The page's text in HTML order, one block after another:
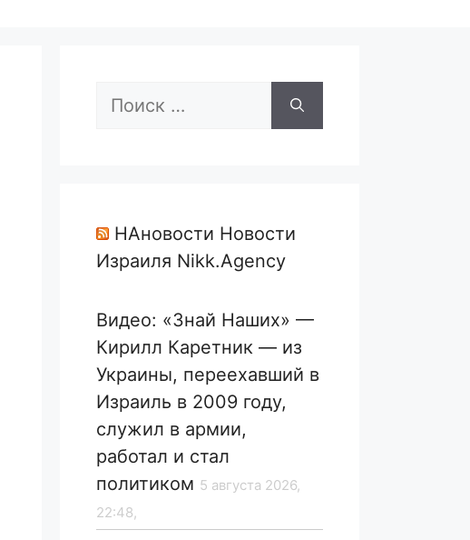
Поиск:
НАновости Новости
Израиля Nikk.Agency
Видео: «Знай Наших» —
Кирилл Каретник — из
Украины, переехавший в
Израиль в 2009 году,
служил в армии,
работал и стал
политиком 5 августа 2026,
22:48,